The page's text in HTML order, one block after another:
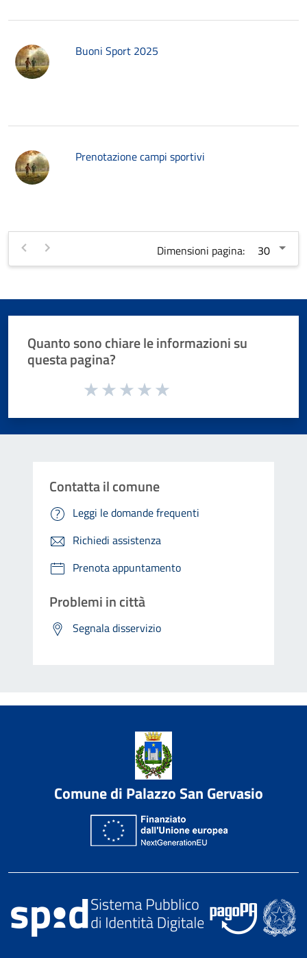
Buoni Sport 2025
Prenotazione campi sportivi
Dimensioni pagina:
Quanto sono chiare le informazioni su
questa pagina?
Valuta da 1 a 5 stelle la pagina
Contatta il comune
Leggi le domande frequenti
Richiedi assistenza
Prenota appuntamento
Problemi in città
Segnala disservizio
Comune di Palazzo San Gervasio